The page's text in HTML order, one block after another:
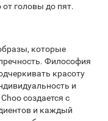
головы до пят.
которые
Философия
красоту
и
создается с
и каждый